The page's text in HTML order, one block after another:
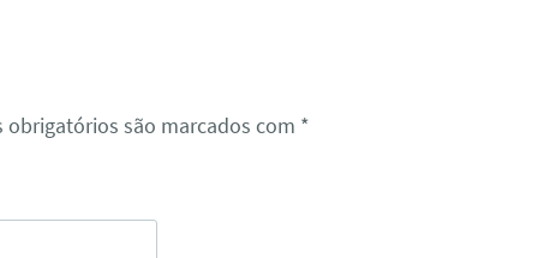
obrigatórios são marcados com *